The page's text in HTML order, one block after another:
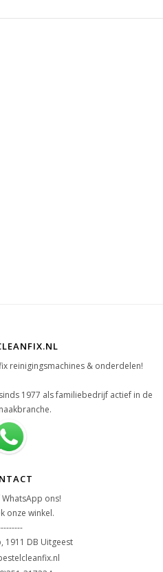
reinigingsmachines & onderdelen!
1977 als familiebedrijf actief in de
ons!
onze winkel.
1911 DB Uitgeest